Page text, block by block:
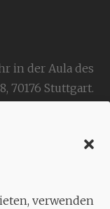
verwenden
in der Aula des
70176 Stuttgart.